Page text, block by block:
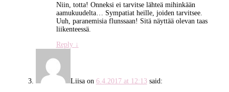
Niin, totta! Onneksi ei tarvitse lähteä mihinkään
aamukuudelta… Sympatiat heille, joiden tarvitsee.
Uuh, paranemisia flunssaan! Sitä näyttää olevan taas
liikenteessä.
Reply ↓
Liisaon 6.4.2017 at 12:13 said: